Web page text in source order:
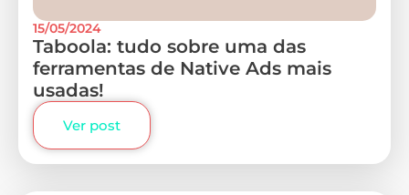
15/05/2024
Taboola: tudo sobre uma das
ferramentas de Native Ads mais
usadas!
Ver post